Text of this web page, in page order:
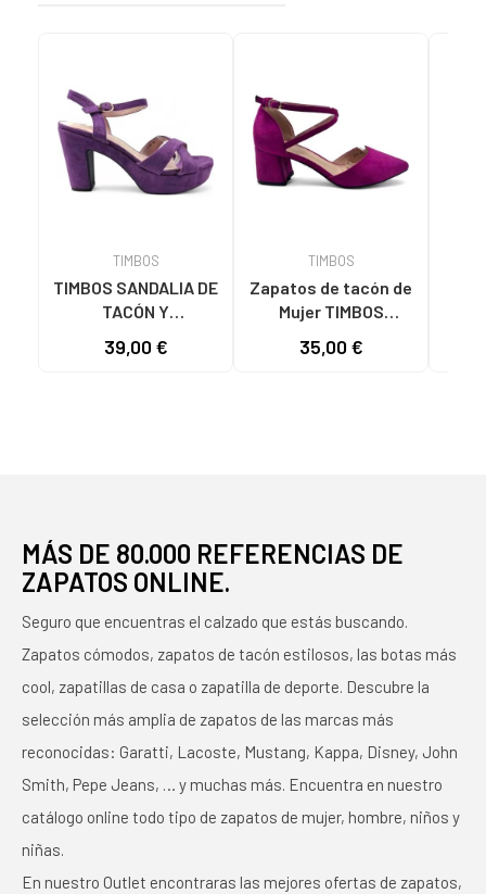
TIMBOS
TIMBOS SANDALIA DE
TACÓN Y
MODELO 131423
39,00 €
TIMBOS
Zapatos de tacón de
Mujer TIMBOS
VESTIR MUJER
35,00 €
MÁS DE 80.000 REFERENCIAS DE
ZAPATOS ONLINE.
Seguro que encuentras el calzado que estás buscando.
Zapatos cómodos, zapatos de tacón estilosos, las botas más
cool, zapatillas de casa o zapatilla de deporte. Descubre la
selección más amplia de zapatos de las marcas más
reconocidas: Garatti, Lacoste, Mustang, Kappa, Disney, John
Smith, Pepe Jeans, … y muchas más. Encuentra en nuestro
catálogo online todo tipo de zapatos de mujer, hombre, niños y
niñas.
En nuestro Outlet encontraras las mejores ofertas de zapatos,